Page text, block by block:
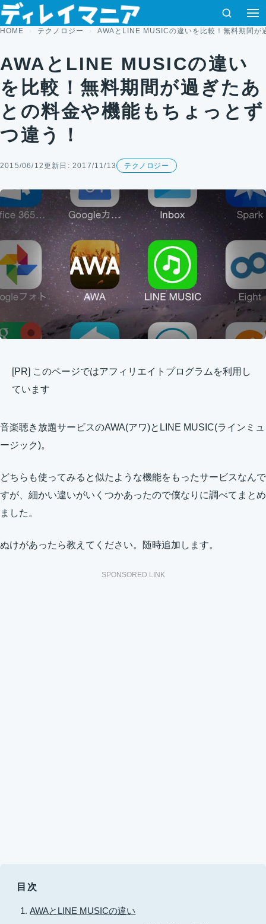
コンテンツへスキップ
検索
HOME テクノロジー AWAとLINE MUSICの違いを比較！無料期間が
AWAとLINE MUSICの違い
を比較！無料期間が過ぎたあ
との料金や機能もちょっとず
つ違う！
2015/06/12更新日: 2017/11/13 テクノロジー
[PR] このページではアフィリエイトプログラムを利用し
ています
音楽聴き放題サービスのAWA(アワ)とLINE MUSIC(ラインミュ
ージック)。
どちらも使ってみると似たような機能をもったサービスなんで
すが、細かい違いがいくつかあったので僕なりに調べてまとめ
ました。
ぬけがあったら教えてください。随時追加します。
SPONSORED LINK
目次
AWAとLINE MUSICの違い